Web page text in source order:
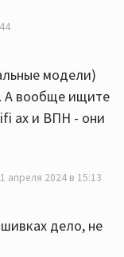
модели)
А вообще ищите
ах и ВПН - они
апреля 2024 в 15:13
дело, не